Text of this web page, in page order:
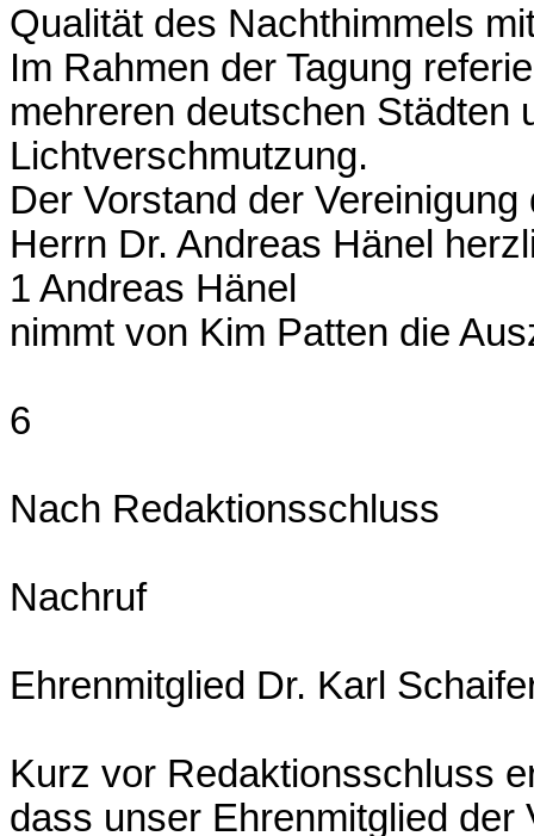
Qualität des Nachthimmels
Im Rahmen der Tagung
mehreren deutschen Städten
Lichtverschmutzung.
Der Vorstand der
Herrn Dr. Andreas Hänel
1 Andreas Hänel
nimmt von Kim Patten die
6
Nach Redaktionsschluss
Nachruf
Ehrenmitglied Dr. Karl
Kurz vor Redaktionsschluss
dass unser Ehrenmitglied